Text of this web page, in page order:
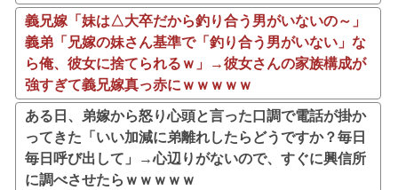
義兄嫁「妹は△大卒だから釣り合う男がいないの～」
義弟「兄嫁の妹さん基準で「釣り合う男がいない」な
ら俺、彼女に捨てられるｗ」→彼女さんの家族構成が
強すぎて義兄嫁真っ赤にｗｗｗｗｗ
ある日、弟嫁から怒り心頭と言った口調で電話が掛か
ってきた「いい加減に弟離れしたらどうですか？毎日
毎日呼び出して」→心辺りがないので、すぐに興信所
に調べさせたらｗｗｗｗｗ